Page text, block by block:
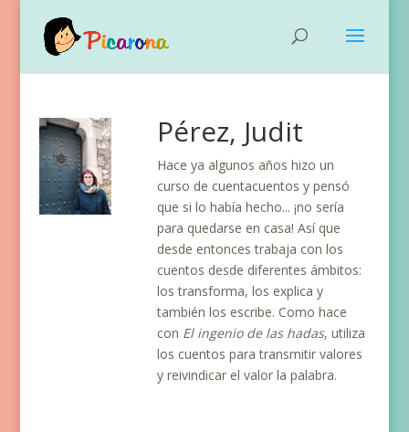
Pérez, Judit
Hace ya algunos años hizo un
curso de cuentacuentos y pensó
que si lo había hecho... ¡no sería
para quedarse en casa! Así que
desde entonces trabaja con los
cuentos desde diferentes ámbitos:
los transforma, los explica y
también los escribe. Como hace
con El ingenio de las hadas, utiliza
los cuentos para transmitir valores
y reivindicar el valor la palabra.